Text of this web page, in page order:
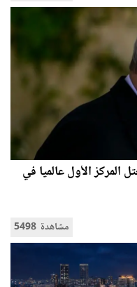
المركز الأول عالميا في
5498 مشاهدة